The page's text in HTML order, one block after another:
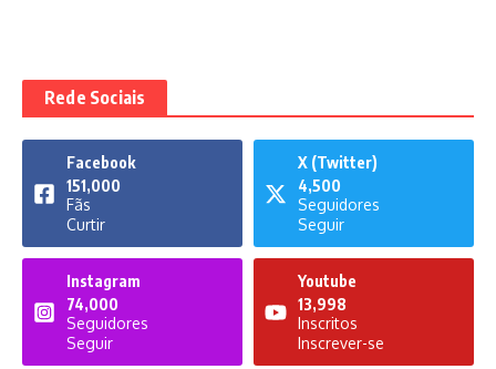
Rede Sociais
Facebook
151,000
Fãs
Curtir
X (Twitter)
4,500
Seguidores
Seguir
Instagram
74,000
Seguidores
Seguir
Youtube
13,998
Inscritos
Inscrever-se